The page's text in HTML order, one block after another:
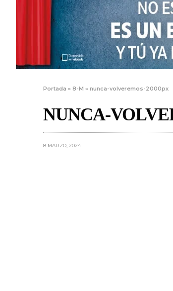
Portada »8-M »nunca-volveremos-2000px
NUNCA-
8 MARZO, 2024